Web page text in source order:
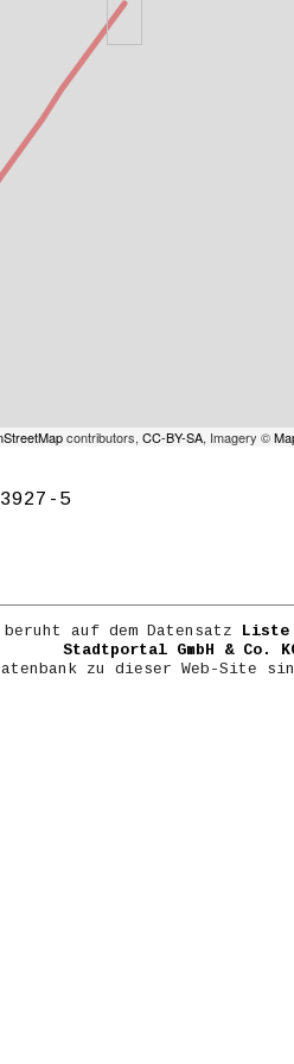
contributors, CC-BY-SA, Imagery ©
5
auf dem Datensatz Liste
Stadtportal GmbH & Co.
zu dieser Web-Site